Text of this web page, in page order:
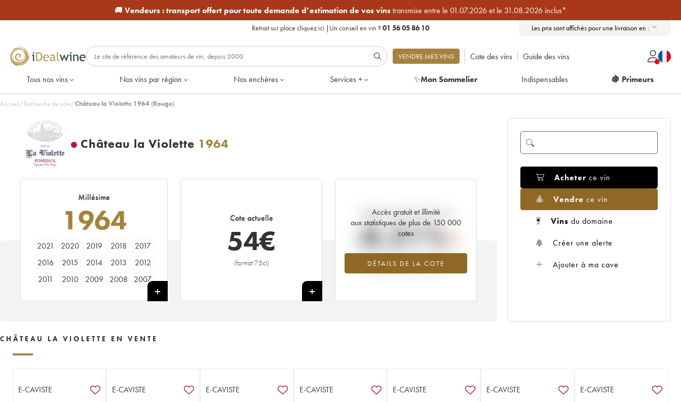
🚚 Vendeurs :transport offert pour toute demande d’estimation de vos vinstransmise entre le 01.07.2026 et le 31.08.2026 inclus*
Retrait sur place cliquez ici | Un conseil en vin ?01 56 05 86 10 Les prix sont affichés pour une livraison en :
VENDRE MES VINS Cote des vins Guide des vins
Tous nos vins Nos vins par région Nos enchères Services + ✨Mon Sommelier Indispensables 🍇 Primeurs
Accueil/Recherche de cote/Château la Violette 1964 (Rouge)
Château la Violette 1964
Millésime
1964
2021 2020 2019 2018
2017
2016
2015 2014 2013
2012
2011
2010 2009 2008
2007
1970
Cote actuelle
54€
(format 75cl)
+
Accès gratuit et illimité
aux statistiques de plus de 150 000
cotes
DÉTAILS DE LA COTE
Tendance actuelle de la cote
-8.51%
Tendance à la baisse du millésime 1964
en 2026 par rapport à 2025
Acheter ce vin
Vendre ce vin
Vins du domaine
Créer une alerte
Ajouter à ma cave
CHÂTEAU LA VIOLETTE EN VENTE
E-CAVISTE E-CAVISTE E-CAVISTE E-CAVISTE E-CAVISTE E-CAVISTE E-CAVISTE